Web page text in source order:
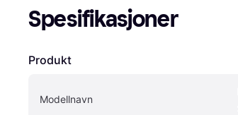
Spesifikasjoner
Produkt
Modellnavn